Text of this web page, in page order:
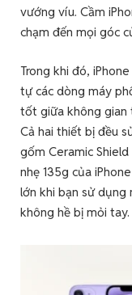
vướng víu. Cầm
chạm đến mọi góc
Trong khi đó,
tự các dòng máy
tốt giữa không gian
Cả hai thiết bị đều
gốm Ceramic
nhẹ 135g của
lớn khi bạn sử
không hề bị mỏi tay.